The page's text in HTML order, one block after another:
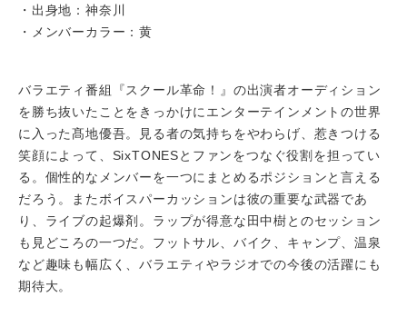
・出身地：神奈川
・メンバーカラー：黄
バラエティ番組『スクール革命！』の出演者オーディション
を勝ち抜いたことをきっかけにエンターテインメントの世界
に入った髙地優吾。見る者の気持ちをやわらげ、惹きつける
笑顔によって、SixTONESとファンをつなぐ役割を担ってい
る。個性的なメンバーを一つにまとめるポジションと言える
だろう。またボイスパーカッションは彼の重要な武器であ
り、ライブの起爆剤。ラップが得意な田中樹とのセッション
も見どころの一つだ。フットサル、バイク、キャンプ、温泉
など趣味も幅広く、バラエティやラジオでの今後の活躍にも
期待大。